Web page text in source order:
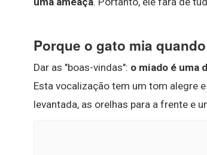
Porque o gato mia
Dar as "boas-vindas": o miado é uma
Esta vocalização tem um tom alegre
levantada, as orelhas para a frente e